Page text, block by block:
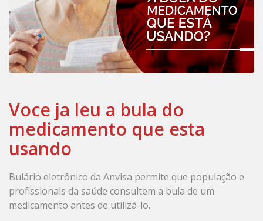
Voce ja leu a bula do
medicamento que esta
usando
Bulário eletrônico da Anvisa permite que população e
profissionais da saúde consultem a bula de um
medicamento antes de utilizá-lo.